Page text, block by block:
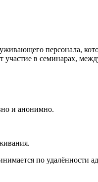
персонала,
в семинарах,
и анонимно.
по удалённости